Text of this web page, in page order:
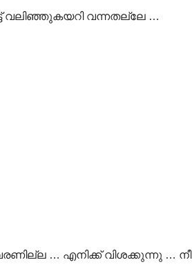
വലിഞ്ഞുകയറി വന്നതല്ലേ …
… എനിക്ക് വിശക്കുന്നു … നീ